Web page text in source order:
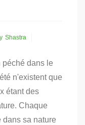
Shastra
péché dans le
n'existent que
étant des
Chaque
dans sa nature